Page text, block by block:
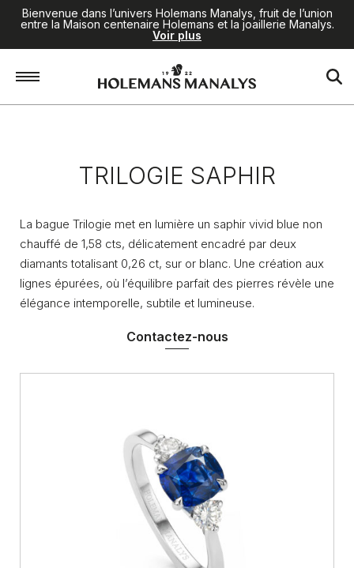
Bienvenue dans l’univers Holemans Manalys, fruit de l’union
entre la Maison centenaire Holemans et la joaillerie Manalys.
Voir plus
Joaillerie / Trilogie saphir
TRILOGIE SAPHIR
La bague Trilogie met en lumière un saphir vivid blue non
chauffé de 1,58 cts, délicatement encadré par deux
diamants totalisant 0,26 ct, sur or blanc. Une création aux
lignes épurées, où l’équilibre parfait des pierres révèle une
élégance intemporelle, subtile et lumineuse.
Contactez-nous